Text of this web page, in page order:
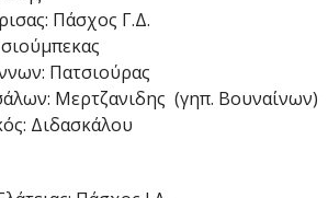
Πάσχος Γ.Δ.
Πατσιούρας
Μερτζανιδης (γηπ. Βουναίνων)
Διδασκάλου